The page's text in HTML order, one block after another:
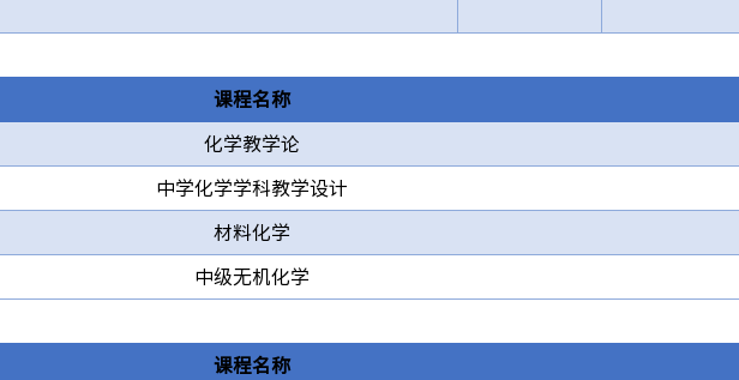
课程名称
化学教学论
中学化学学科教学设计
材料化学
中级无机化学
课程名称